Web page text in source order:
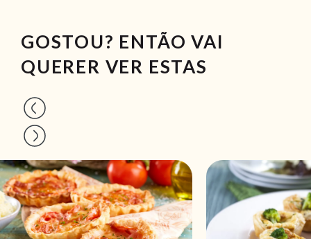
GOSTOU? ENTÃO VAI
QUERER VER ESTAS